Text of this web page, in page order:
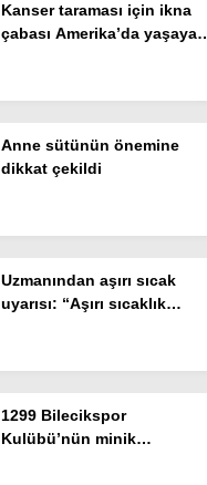
SPOR
Magazin
Hava Durumu
Künye
Teknoloji
Kanser taraması için ikna
çabası Amerika’da yaşayan
Anne sütünün önemine
dikkat çekildi
Uzmanından aşırı sıcak
uyarısı: “Aşırı sıcaklık
artırıyor”
1299 Bilecikspor
Kulübü’nün minik